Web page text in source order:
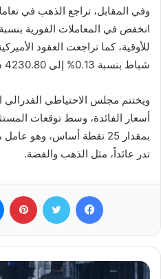
وفي المقابل، تراجع الذهب في
للأوقية، كما تراجعت العقود
شباط بنسبة 0.13% إلى 4230.80 دولاراً.
ويختتم مجلس الاحتياطي الفدرالي
بمقدار 25 نقطة أساس، وهو
تدر عائداً، مثل الذهب والفضة.
فيسبوك تويتر